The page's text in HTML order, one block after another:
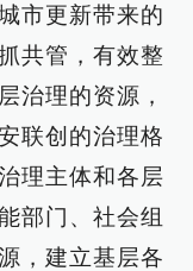
市更新带来的
共管，有效整
治理的资源，
联创的治理格
理主体和各层
部门、社会组
，建立基层各